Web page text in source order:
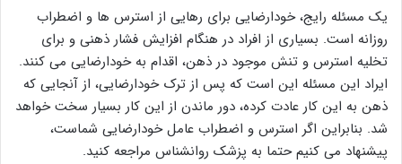
یک مسئله رایج، خودارضایی برای رهایی از استرس ها و اضطراب
روزانه است. بسیاری از افراد در هنگام افزایش فشار ذهنی و برای
تخلیه استرس و تنش موجود در ذهن، اقدام به خودارضایی می کنند.
ایراد این مسئله این است که پس از ترک خودارضایی، از آنجایی که
ذهن به این کار عادت کرده، دور ماندن از این کار بسیار سخت خواهد
شد. بنابراین اگر استرس و اضطراب عامل خودارضایی شماست،
پیشنهاد می کنیم حتما به پزشک روانشناس مراجعه کنید.